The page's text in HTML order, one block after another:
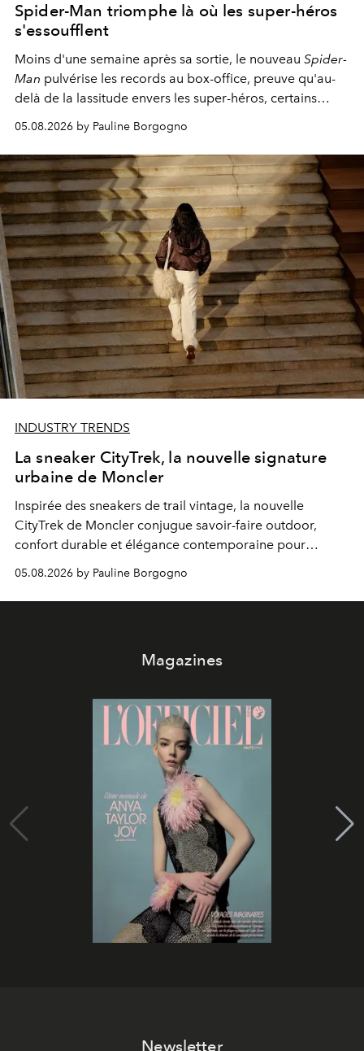
Spider-Man triomphe là où les super-héros
s'essoufflent
Moins d'une semaine après sa sortie, le nouveau Spider-
Man pulvérise les records au box-office, preuve qu'au-
delà de la lassitude envers les super-héros, certains
personnages continuent de susciter une ferveur intacte.
05.08.2026 by Pauline Borgogno
INDUSTRY TRENDS
La sneaker CityTrek, la nouvelle signature
urbaine de Moncler
Inspirée des sneakers de trail vintage, la nouvelle
CityTrek de Moncler conjugue savoir-faire outdoor,
confort durable et élégance contemporaine pour
accompagner les explorations du quotidien.
05.08.2026 by Pauline Borgogno
Magazines
Newsletter